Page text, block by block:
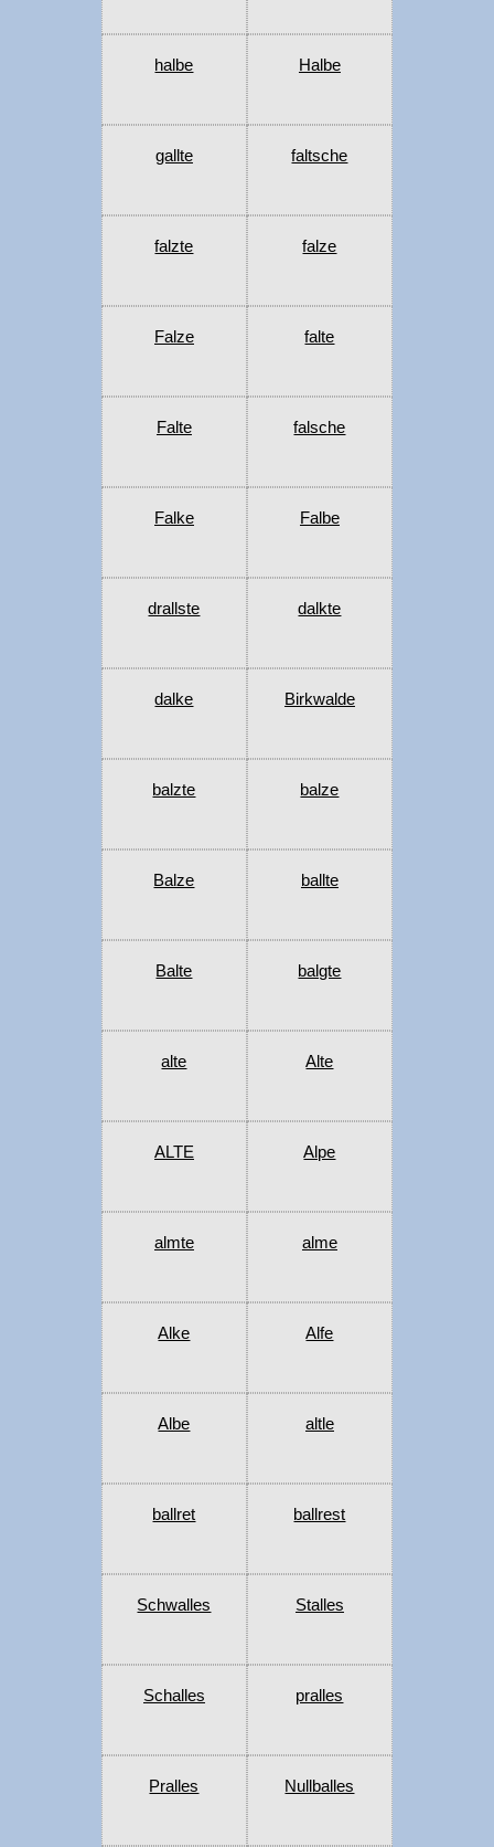
halbe Halbe
gallte faltsche
falzte falze
Falze falte
Falte falsche
Falke Falbe
drallste dalkte
dalke Birkwalde
balzte balze
Balze ballte
Balte balgte
alte Alte
ALTE Alpe
almte alme
Alke Alfe
Albe altle
ballret ballrest
Schwalles Stalles
Schalles pralles
Pralles Nullballes